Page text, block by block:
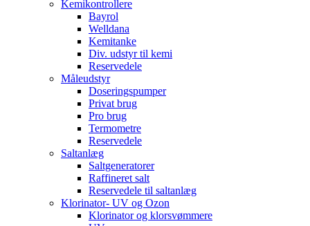
Kemikontrollere
Bayrol
Welldana
Kemitanke
Div. udstyr til kemi
Reservedele
Måleudstyr
Doseringspumper
Privat brug
Pro brug
Termometre
Reservedele
Saltanlæg
Saltgeneratorer
Raffineret salt
Reservedele til saltanlæg
Klorinator- UV og Ozon
Klorinator og klorsvømmere